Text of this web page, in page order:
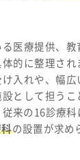
医療提供、
的に整理さ
入れや、幅
として担う
来の16診療科
の設置が求め